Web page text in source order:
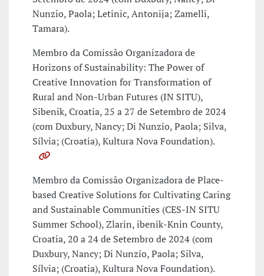
Nunzio, Paola; Letinic, Antonija; Zamelli,
Tamara).
Membro da Comissão Organizadora de
Horizons of Sustainability: The Power of
Creative Innovation for Transformation of
Rural and Non-Urban Futures (IN SITU),
Sibenik, Croatia, 25 a 27 de Setembro de 2024
(com Duxbury, Nancy; Di Nunzio, Paola; Silva,
Sílvia; (Croatia), Kultura Nova Foundation).
Membro da Comissão Organizadora de Place-
based Creative Solutions for Cultivating Caring
and Sustainable Communities (CES-IN SITU
Summer School), Zlarin, ibenik-Knin County,
Croatia, 20 a 24 de Setembro de 2024 (com
Duxbury, Nancy; Di Nunzio, Paola; Silva,
Sílvia; (Croatia), Kultura Nova Foundation).